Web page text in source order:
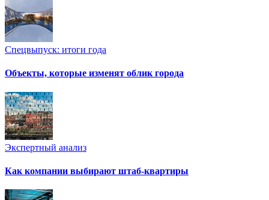
Спецвыпуск: итоги года
Объекты, которые изменят облик города
Экспертный анализ
Как компании выбирают штаб-квартиры